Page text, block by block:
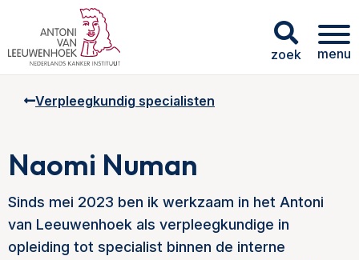
zoek menu
Verpleegkundig specialisten
Naomi Numan
Sinds mei 2023 ben ik werkzaam in het Antoni
van Leeuwenhoek als verpleegkundige in
opleiding tot specialist binnen de interne